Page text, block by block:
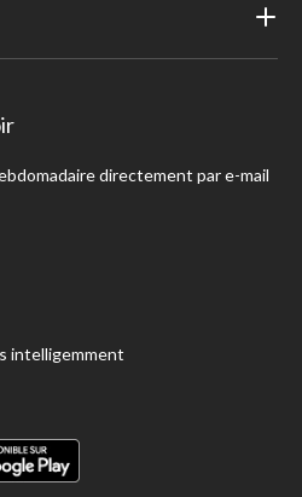
directement par e-mail
intelligemment